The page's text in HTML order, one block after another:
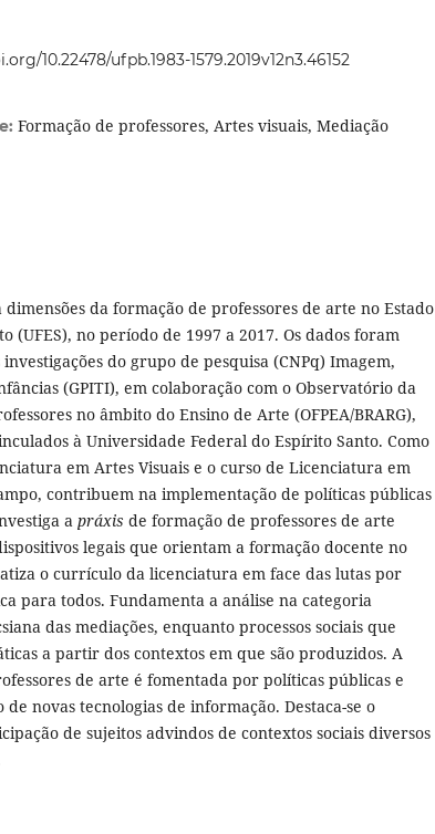
10.22478/ufpb.1983-1579.2019v12n3.46152
Formação de professores, Artes visuais, Mediação
dimensões da formação de professores de arte no Estado
(UFES), no período de 1997 a 2017. Os dados foram
do grupo de pesquisa (CNPq) Imagem,
(GPITI), em colaboração com o Observatório da
no âmbito do Ensino de Arte (OFPEA/BRARG),
à Universidade Federal do Espírito Santo. Como
em Artes Visuais e o curso de Licenciatura em
contribuem na implementação de políticas públicas
a práxis de formação de professores de arte
legais que orientam a formação docente no
o currículo da licenciatura em face das lutas por
para todos. Fundamenta a análise na categoria
das mediações, enquanto processos sociais que
a partir dos contextos em que são produzidos. A
de arte é fomentada por políticas públicas e
novas tecnologias de informação. Destaca-se o
de sujeitos advindos de contextos sociais diversos